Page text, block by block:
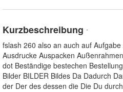
Kurzbeschreibung *
fslash 260 also an auch auf
Ausdrucke Auspacken
dot Beständige bestechen
Bilder BILDER Bildes Da Dadurch
der Der des dessen die Die Du